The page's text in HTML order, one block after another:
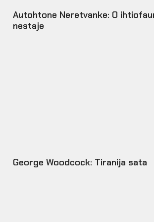
Autohtone Neretvanke: O
nestaje
George Woodcock: Tiranija sata